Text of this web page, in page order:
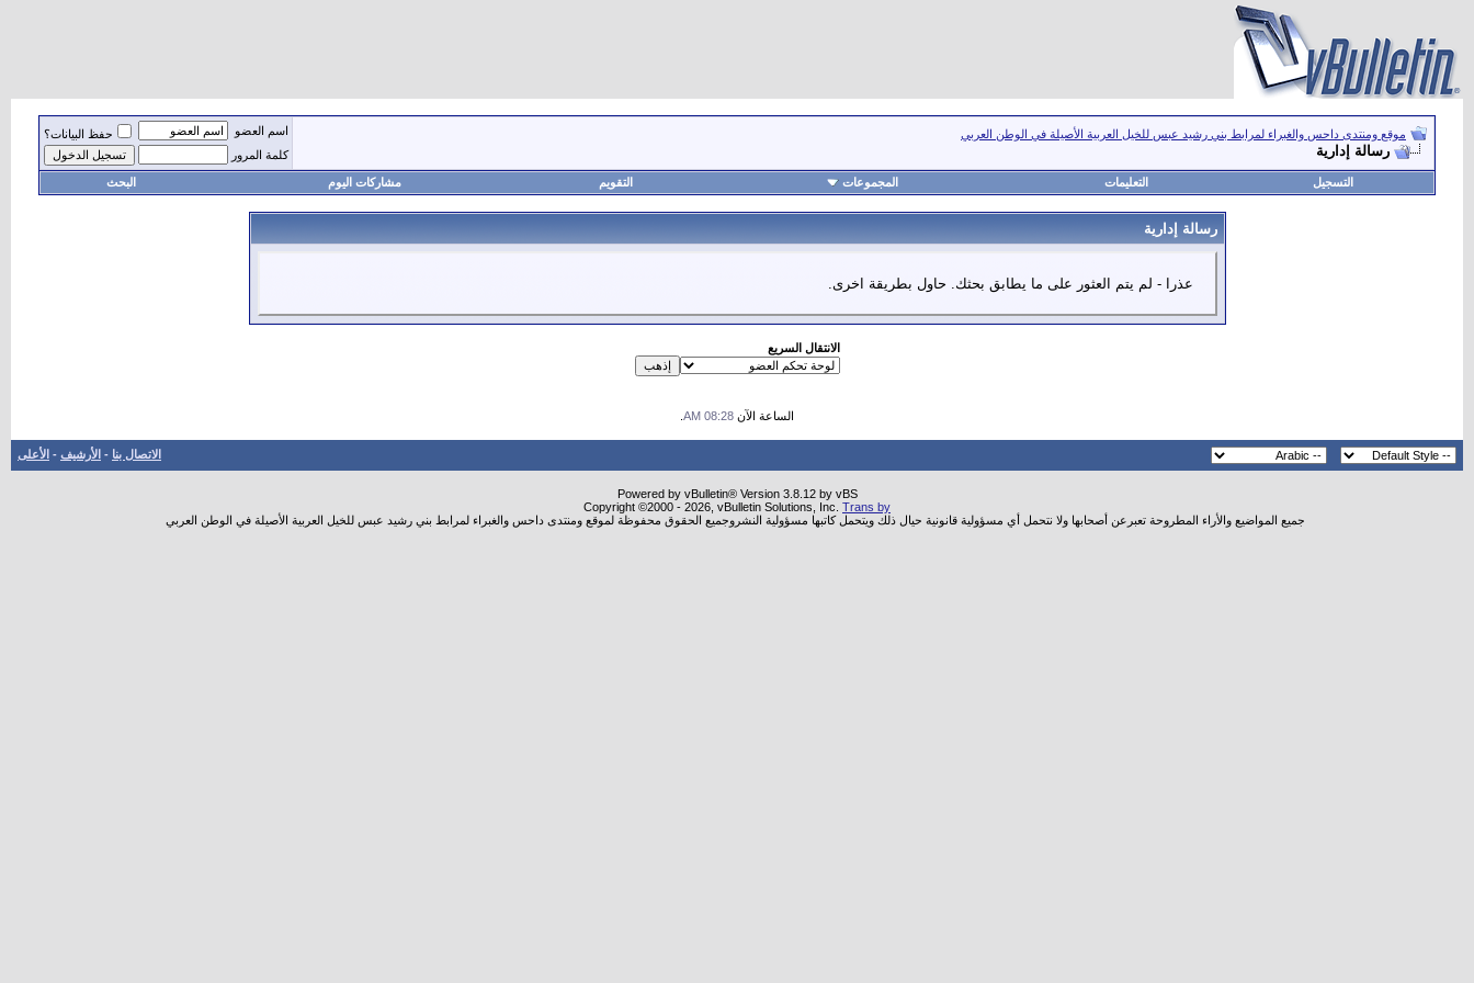
موقع ومنتدى داحس والغبراء لمرابط بني رشيد عبس للخيل العربية الأصيلة في الوطن العربي
رسالة إدارية
اسم العضو
حفظ البيانات؟
كلمة المرور
التسجيل التعليمات المجموعات التقويم مشاركات اليوم البحث
رسالة إدارية
عذرا - لم يتم العثور على ما يطابق بحثك. حاول بطريقة اخرى.
الانتقال السريع
الساعة الآن 08:28 AM
الاتصال بنا - الأرشيف - الأعلى
Powered by vBulletin® Version 3.8.12 by vBS
Copyright ©2000 - 2026, vBulletin Solutions, Inc. Trans by
جميع المواضيع والأراء المطروحة تعبرعن أصحابها ولا نتحمل أي مسؤولية قانونية حيال ذلك ويتحمل كاتبها مسؤولية النشروجميع الحقوق محفوظة لموقع ومنتدى داحس والغبراء لمرابط بني رشيد عبس للخيل العربية الأصيلة في الوطن العربي